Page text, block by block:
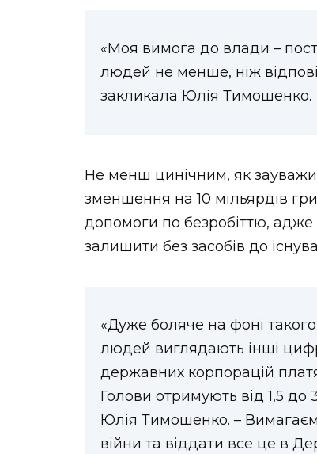
«Моя вимога до влади –
людей не менше, ніж
закликала Юлія Тимошенко.
Не менш цинічним, як
зменшення на 10 мільярдів
допомоги по безробіттю, адже
залишити без засобів до
«Дуже боляче на фоні
людей виглядають інші
державних корпорацій
Голови отримують від 1,5 до
Юлія Тимошенко. –
війни та віддати все це в